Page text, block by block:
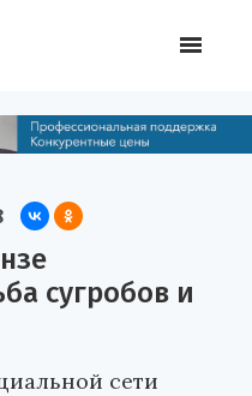
сугробов и
сети